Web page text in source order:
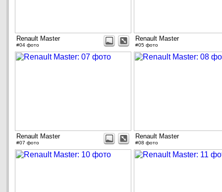
Renault Master
#04 фото
Renault Master
#05 фото
Renault Master
#07 фото
Renault Master
#08 фото